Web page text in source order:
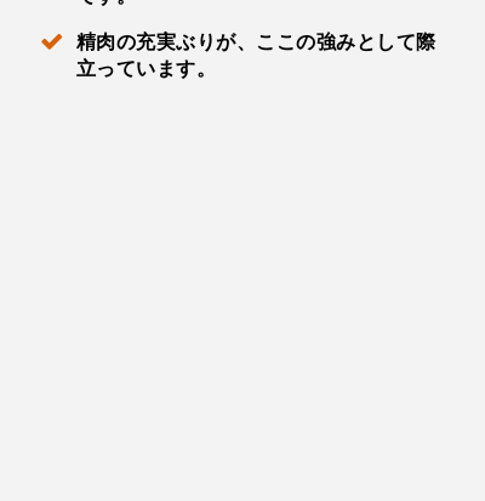
精肉の充実ぶりが、ここの強みとして際
立っています。